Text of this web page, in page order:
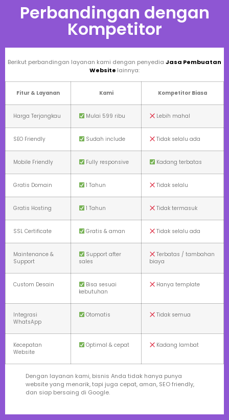
Perbandingan dengan
Kompetitor
Berikut perbandingan layanan kami dengan penyedia Jasa Pembuatan
Website lainnya:
Fitur & Layanan Kami Kompetitor Biasa
Harga Terjangkau Mulai 599 ribu Lebih mahal
SEO Friendly Sudah include Tidak selalu ada
Mobile Friendly Fully responsive Kadang terbatas
Gratis Domain 1 Tahun Tidak selalu
Gratis Hosting 1 Tahun Tidak termasuk
SSL Certificate Gratis & aman Tidak selalu ada
Maintenance &
Support
Support after
sales
Terbatas / tambahan
biaya
Custom Desain
Bisa sesuai
kebutuhan
Hanya template
Integrasi
WhatsApp
Otomatis Tidak semua
Kecepatan
Website
Optimal & cepat Kadang lambat
Dengan layanan kami, bisnis Anda tidak hanya punya
website yang menarik, tapi juga cepat, aman, SEO friendly,
dan siap bersaing di Google.